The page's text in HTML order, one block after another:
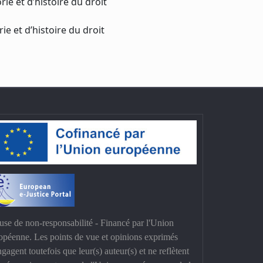
et d’histoire du droit
de non-responsabilité - Financé par l'Union
Les points de vue et opinions exprimés
toutefois que leur(s) auteur(s) et ne reflètent